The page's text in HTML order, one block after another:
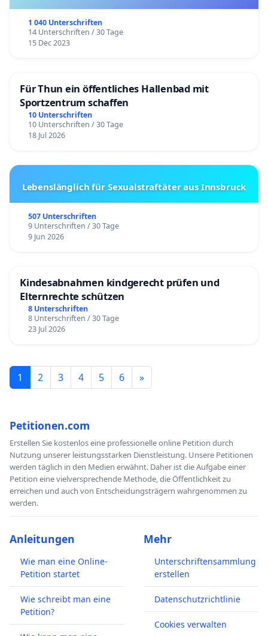
1 040 Unterschriften
14 Unterschriften / 30 Tage
15 Dec 2023
Für Thun ein öffentliches Hallenbad mit
Sportzentrum schaffen
10 Unterschriften
10 Unterschriften / 30 Tage
18 Jul 2026
Lebenslänglich für Sexualstraftäter aus Innsbruck
507 Unterschriften
9 Unterschriften / 30 Tage
9 Jun 2026
Kindesabnahmen kindgerecht prüfen und
Elternrechte schützen
8 Unterschriften
8 Unterschriften / 30 Tage
23 Jul 2026
1 2 3 4 5 6 »
Petitionen.com
Erstellen Sie kostenlos eine professionelle online Petition durch
Nutzung unserer leistungsstarken Dienstleistung. Unsere Petitionen
werden täglich in den Medien erwähnt. Daher ist die Aufgabe einer
Petition eine vielversprechende Methode, die Öffentlichkeit zu
erreichen und auch von Entscheidungsträgern wahrgenommen zu
werden.
Anleitungen
Wie man eine Online-
Petition startet
Wie schreibt man eine
Petition?
Mehr
Unterschriftensammlung
erstellen
Datenschutzrichtlinie
Cookies verwalten